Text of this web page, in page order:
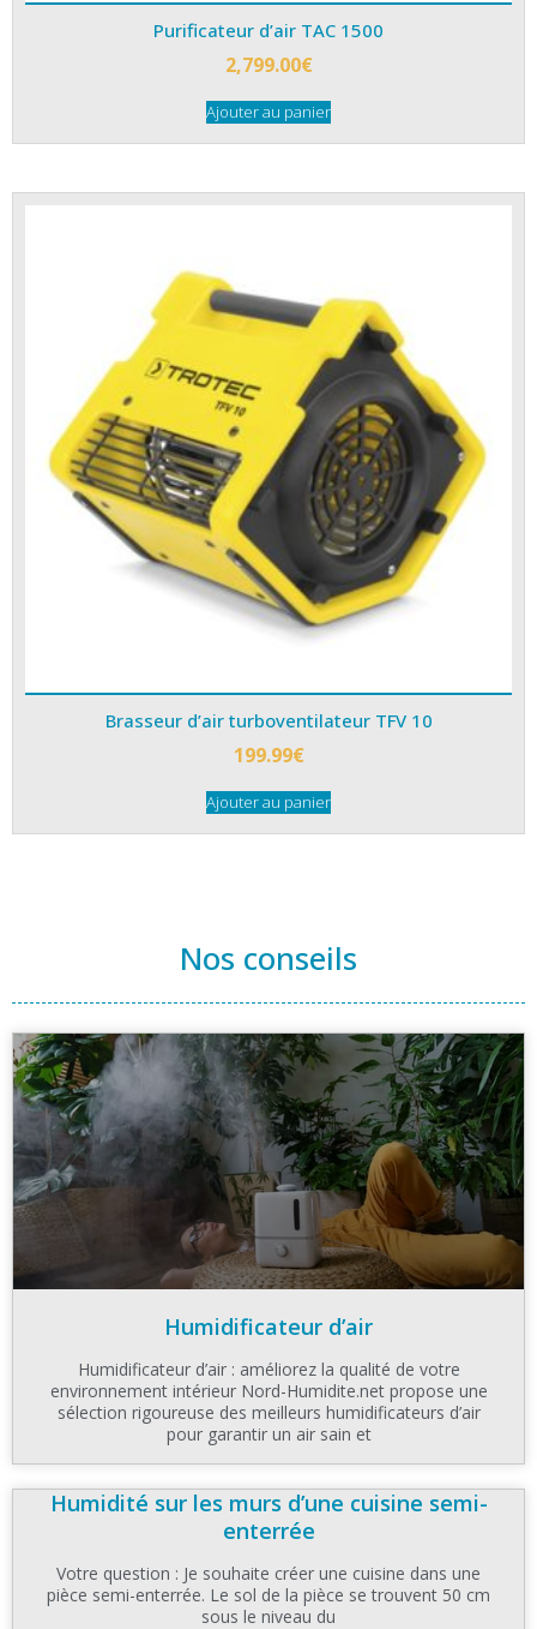
Purificateur d’air TAC 1500
2,799.00€
Ajouter au panier
Brasseur d’air turboventilateur TFV 10
199.99€
Ajouter au panier
Nos conseils
Humidificateur d’air
Humidificateur d’air : améliorez la qualité de votre
environnement intérieur Nord-Humidite.net propose une
sélection rigoureuse des meilleurs humidificateurs d’air
pour garantir un air sain et
Humidité sur les murs d’une cuisine semi-
enterrée
Votre question : Je souhaite créer une cuisine dans une
pièce semi-enterrée. Le sol de la pièce se trouvent 50 cm
sous le niveau du